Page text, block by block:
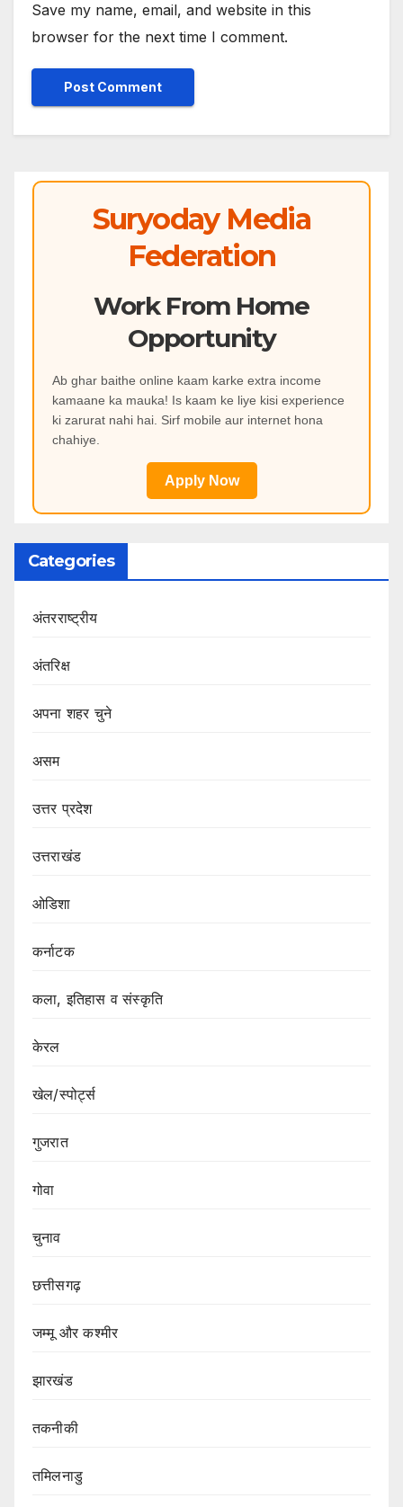
Save my name, email, and website in this
browser for the next time I comment.
Suryoday Media
Federation
Work From Home
Opportunity
Ab ghar baithe online kaam karke extra income
kamaane ka mauka! Is kaam ke liye kisi experience
ki zarurat nahi hai. Sirf mobile aur internet hona
chahiye.
Apply Now
Categories
अंतरराष्ट्रीय
अंतरिक्ष
अपना शहर चुने
असम
उत्तर प्रदेश
उत्तराखंड
ओडिशा
कर्नाटक
कला, इतिहास व संस्कृति
केरल
खेल/स्पोर्ट्स
गुजरात
गोवा
चुनाव
छत्तीसगढ़
जम्मू और कश्मीर
झारखंड
तकनीकी
तमिलनाडु